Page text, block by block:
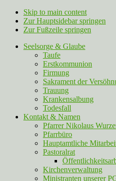
Skip to main content
Zur Hauptsidebar springen
Zur Fußzeile springen
Seelsorge & Glaube
Taufe
Erstkommunion
Firmung
Sakrament der
Trauung
Krankensalbung
Todesfall
Kontakt & Namen
Pfarrer Nikolaus
Pfarrbüro
Hauptamtliche
Pastoralrat
Kirchenverwaltung
Ministranten unserer